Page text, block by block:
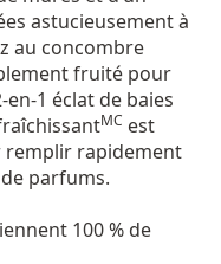
astucieusement à
au concombre
fruité pour
1 éclat de baies
MC est
remplir rapidement
parfums.
100 % de